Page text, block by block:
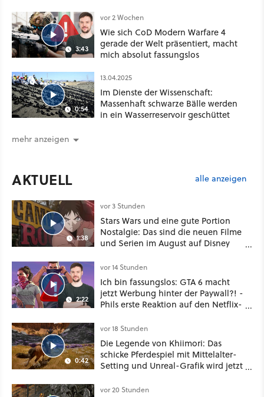
3:43
vor 2 Wochen
Wie sich CoD Modern Warfare 4
gerade der Welt präsentiert, macht
mich absolut fassungslos
0:54
13.04.2025
Im Dienste der Wissenschaft:
Massenhaft schwarze Bälle werden
in ein Wasserreservoir geschüttet
mehr anzeigen
AKTUELL alle anzeigen
1:38
vor 3 Stunden
Stars Wars und eine gute Portion
Nostalgie: Das sind die neuen Filme
und Serien im August auf Disney
2:22
vor 14 Stunden
Ich bin fassungslos: GTA 6 macht
jetzt Werbung hinter der Paywall?! -
Phils erste Reaktion auf den Netflix-
0:42
vor 18 Stunden
Die Legende von Khiimori: Das
schicke Pferdespiel mit Mittelalter-
Setting und Unreal-Grafik wird jetzt
vor 20 Stunden